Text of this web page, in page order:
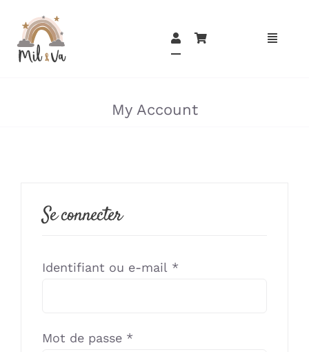
contenu
My Account
Se connecter
Identifiant ou e-mail *
Mot de passe *